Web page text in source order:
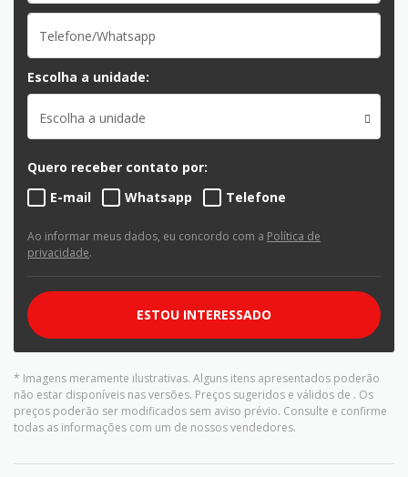
Escolha a unidade:
Escolha a unidade
Quero receber contato por:
E-mail
Whatsapp Telefone
Ao informar meus dados, eu concordo com a Política de
privacidade.
ESTOU INTERESSADO
* Imagens meramente ilustrativas. Alguns itens apresentados poderão
não estar disponíveis nas versões. Preços sugeridos e válidos de . Os
preços poderão ser modificados sem aviso prévio. Consulte e confirme
todas as informações com um de nossos vendedores.